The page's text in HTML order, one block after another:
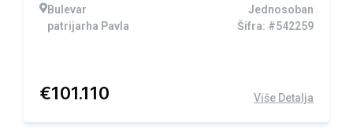
Bulevar
patrijarha Pavla
Jednosoban
Šifra: #542259
€101.110 Više Detalja